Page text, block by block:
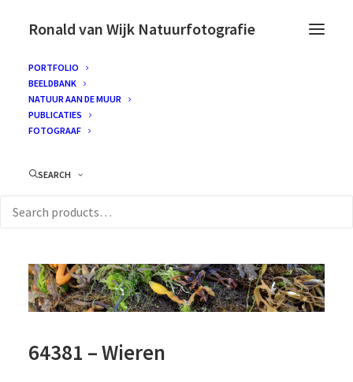
Ronald van Wijk Natuurfotografie
PORTFOLIO
BEELDBANK
NATUUR AAN DE MUUR
PUBLICATIES
FOTOGRAAF
SEARCH
64381 – Wieren